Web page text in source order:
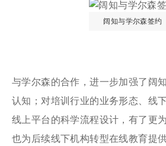
阔知与学尔森签约
与学尔森的合作，进一步加强了阔
认知；对培训行业的业务形态、线
线上平台的科学流程设计，有了更
也为后续线下机构转型在线教育提